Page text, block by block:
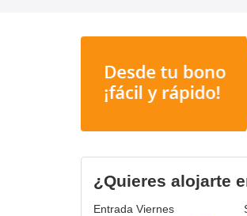
¿Quieres alojarte
Entrada Viernes